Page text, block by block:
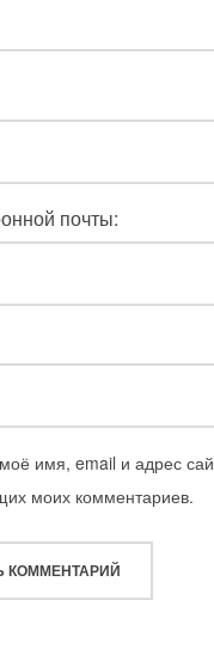
почты:
имя, email и адрес
моих комментариев.